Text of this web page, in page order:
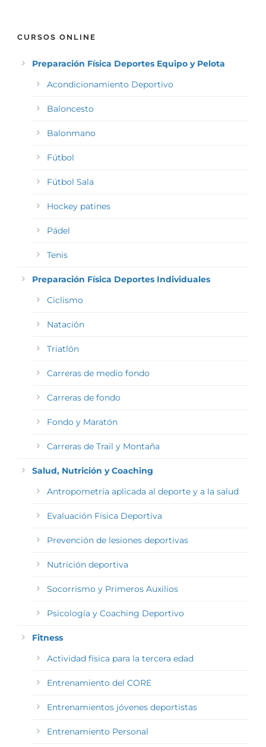
CURSOS ONLINE
Preparación Física Deportes Equipo y Pelota
Acondicionamiento Deportivo
Baloncesto
Balonmano
Fútbol
Fútbol Sala
Hockey patines
Pádel
Tenis
Preparación Física Deportes Individuales
Ciclismo
Natación
Triatlón
Carreras de medio fondo
Carreras de fondo
Fondo y Maratón
Carreras de Trail y Montaña
Salud, Nutrición y Coaching
Antropometría aplicada al deporte y a la salud
Evaluación Física Deportiva
Prevención de lesiones deportivas
Nutrición deportiva
Socorrismo y Primeros Auxilios
Psicología y Coaching Deportivo
Fitness
Actividad física para la tercera edad
Entrenamiento del CORE
Entrenamientos jóvenes deportistas
Entrenamiento Personal